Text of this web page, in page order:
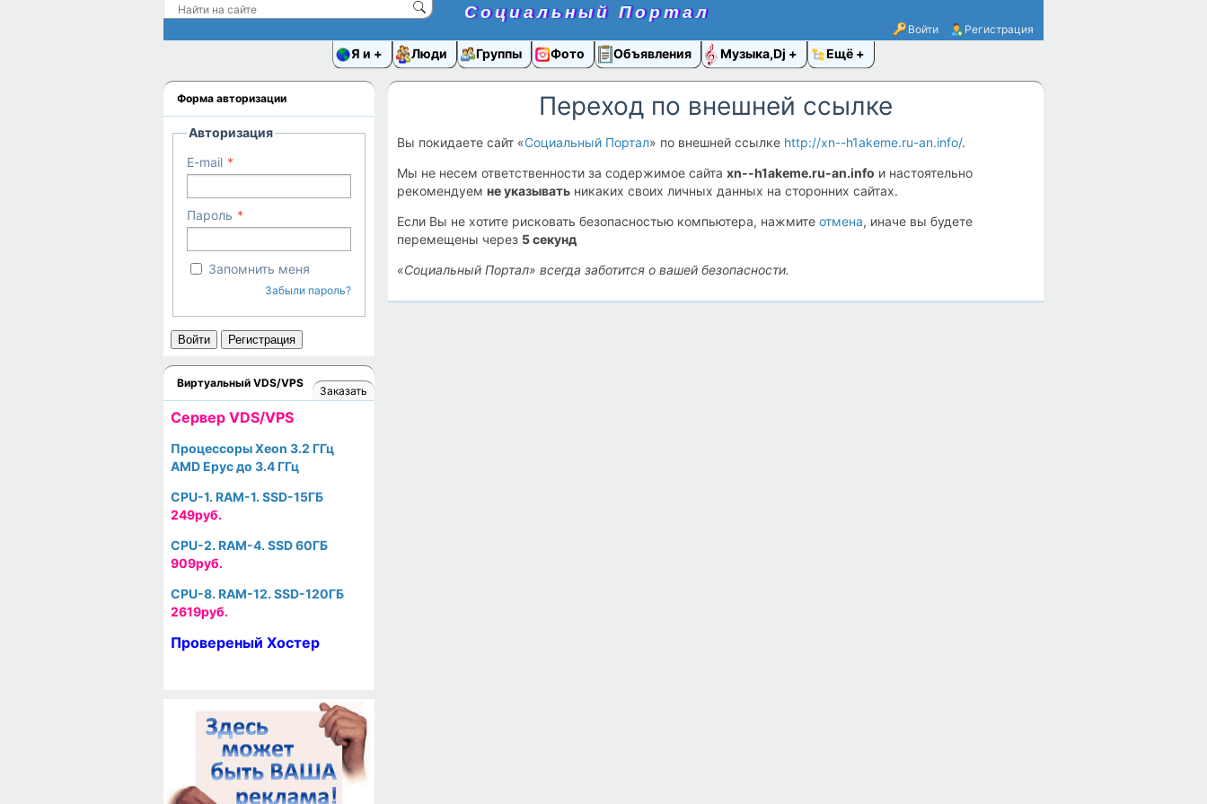
Социальный Портал
Войти Регистрация
Я и Люди Группы Фото Объявления Музыка,Dj Ещё
Переход по внешней ссылке
Вы покидаете сайт «Социальный Портал» по внешней ссылке http://xn--h1akeme.ru-an.info/.
Мы не несем ответственности за содержимое сайта xn--h1akeme.ru-an.info и настоятельно
рекомендуем не указывать никаких своих личных данных на сторонних сайтах.
Если Вы не хотите рисковать безопасностью компьютера, нажмите отмена, иначе вы будете
перемещены через 5секунд
«Социальный Портал» всегда заботится о вашей безопасности.
Форма авторизации
Авторизация
E-mail
Пароль
Запомнить меня
Забыли пароль?
Войти Регистрация
Виртуальный VDS/VPS
Заказать
Cервер VDS/VPS
Процессоры Xeon 3.2 ГГц
AMD Epyc до 3.4 ГГц
CPU-1. RAM-1. SSD-15ГБ
249руб.
CPU-2. RAM-4. SSD 60ГБ
909руб.
CPU-8. RAM-12. SSD-120ГБ
2619руб.
Провереный Хостер